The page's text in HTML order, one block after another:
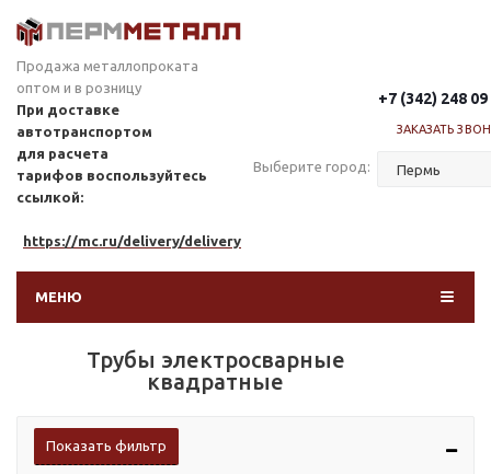
Продажа металлопроката
оптом и в розницу
При доставке
автотранспортом
для расчета
тарифов воспользуйтесь
ссылкой:
https://mc.ru/delivery/delivery
+7 (342) 248 09
ЗАКАЗАТЬ
Выберите город:
МЕНЮ
Трубы электросварные
квадратные
Показать фильтр